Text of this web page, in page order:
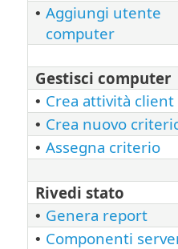
• Aggiungi utente
computer
Gestisci computer
• Crea attività client
• Crea nuovo
• Assegna criterio
Rivedi stato
• Genera report
• Componenti